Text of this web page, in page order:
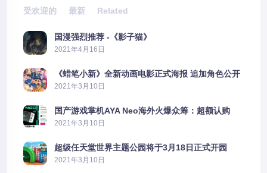
受欢迎的 最新 Related
国漫强烈推荐 -《影子猫》
2021年4月16日
《蜡笔小新》全新动画电影正式海报 追加角色公开
2021年3月10日
国产游戏掌机AYA Neo海外火爆众筹：超额认购
2606%
2021年3月10日
超级任天堂世界主题公园将于3月18日正式开园
2021年3月10日